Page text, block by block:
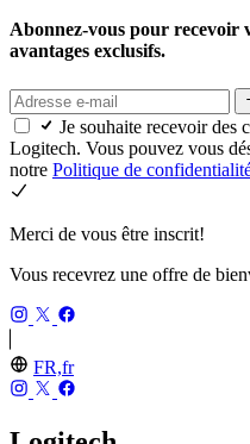
Abonnez-vous pour recevoir
avantages exclusifs.
Je souhaite recevoir des
Logitech. Vous pouvez vous
notre Politique de
Merci de vous être inscrit!
Vous recevrez une offre de
FR,fr